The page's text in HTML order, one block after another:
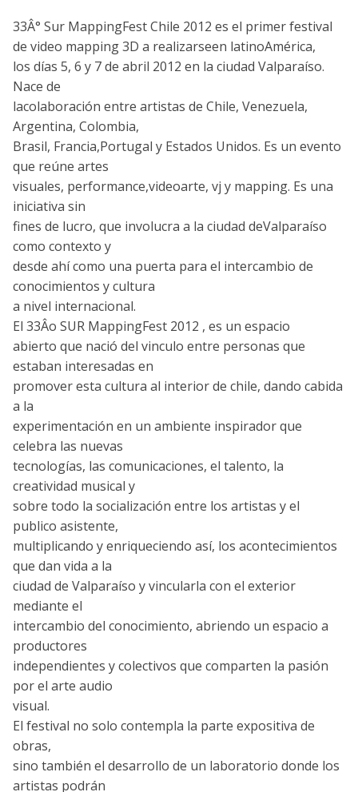
33Â° Sur MappingFest Chile 2012 es el primer festival
de video mapping 3D a realizarseen latinoAmérica,
los dí­as 5, 6 y 7 de abril 2012 en la ciudad Valparaí­so.
Nace de
lacolaboración entre artistas de Chile, Venezuela,
Argentina, Colombia,
Brasil, Francia,Portugal y Estados Unidos. Es un evento
que reúne artes
visuales, performance,videoarte, vj y mapping. Es una
iniciativa sin
fines de lucro, que involucra a la ciudad deValparaí­so
como contexto y
desde ahí­ como una puerta para el intercambio de
conocimientos y cultura
a nivel internacional.
El 33Âo SUR MappingFest 2012 , es un espacio
abierto que nació del vinculo entre personas que
estaban interesadas en
promover esta cultura al interior de chile, dando cabida
a la
experimentación en un ambiente inspirador que
celebra las nuevas
tecnologí­as, las comunicaciones, el talento, la
creatividad musical y
sobre todo la socialización entre los artistas y el
publico asistente,
multiplicando y enriqueciendo así­, los acontecimientos
que dan vida a la
ciudad de Valparaí­so y vincularla con el exterior
mediante el
intercambio del conocimiento, abriendo un espacio a
productores
independientes y colectivos que comparten la pasión
por el arte audio
visual.
El festival no solo contempla la parte expositiva de
obras,
sino también el desarrollo de un laboratorio donde los
artistas podrán